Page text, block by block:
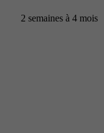
2 semaines à 4 mois